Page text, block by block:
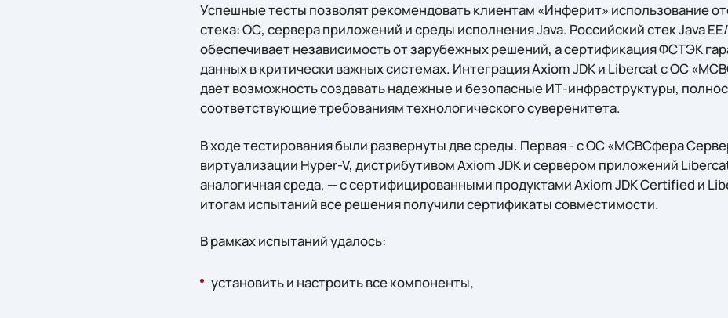
Успешные тесты позволят рекомендовать клиентам «Инферит» использование
стека: ОС, сервера приложений и среды исполнения Java. Российский стек Java
обеспечивает независимость от зарубежных решений, а сертификация ФСТЭК
данных в критически важных системах. Интеграция Axiom JDK и Liberсat с ОС
дает возможность создавать надежные и безопасные ИТ-инфраструктуры,
соответствующие требованиям технологического суверенитета.
В ходе тестирования были развернуты две среды. Первая - с ОС «МСВСфера
виртуализации Hyper-V, дистрибутивом Axiom JDK и сервером приложений
аналогичная среда, — с сертифицированными продуктами Axiom JDK Certified и
итогам испытаний все решения получили сертификаты совместимости.
В рамках испытаний удалось:
установить и настроить все компоненты,